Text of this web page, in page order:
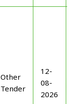
Other
Tender
12-
08-
2026